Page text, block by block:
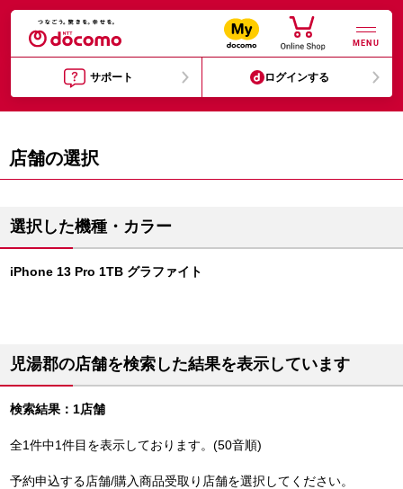
MENU
サポート ログインする
店舗の選択
選択した機種・カラー
iPhone 13 Pro 1TB グラファイト
児湯郡の店舗を検索した結果を表示しています
検索結果：1店舗
全1件中1件目を表示しております。(50音順)
予約申込する店舗/購入商品受取り店舗を選択してください。